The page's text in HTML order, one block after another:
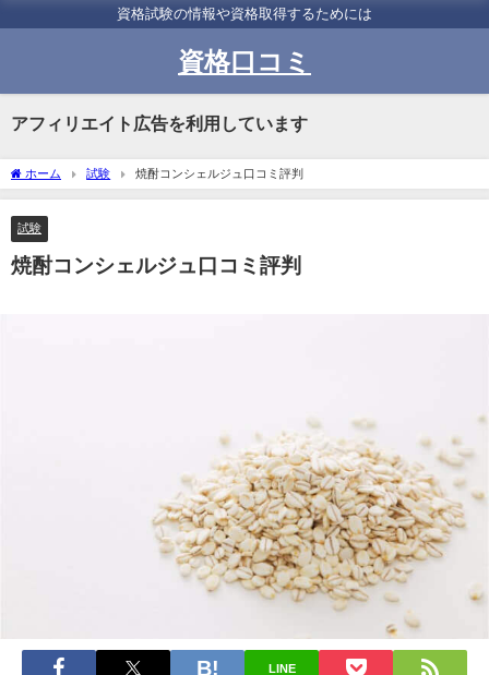
資格試験の情報や資格取得するためには
資格口コミ
アフィリエイト広告を利用しています
ホーム 試験 焼酎コンシェルジュ口コミ評判
試験
焼酎コンシェルジュ口コミ評判
LINE